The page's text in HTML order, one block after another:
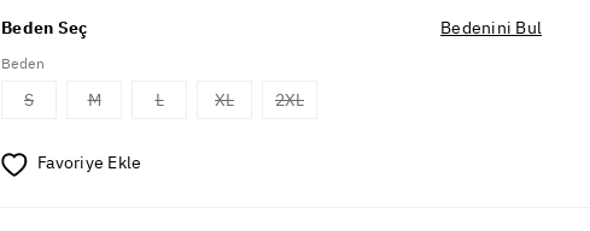
Beden Seç
Bedenini Bul
Beden
S M L XL 2XL
Favoriye Ekle